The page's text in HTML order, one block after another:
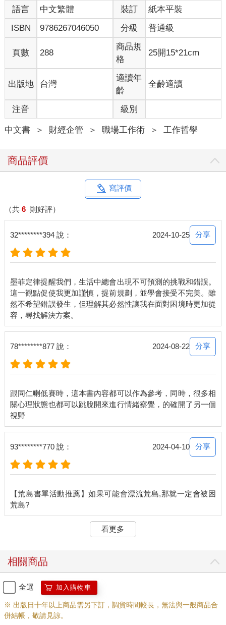
語言 中文繁體 裝訂
紙本平裝
ISBN
9786267046050 分級 普通級
頁數 288
商品規
格
25開15*21cm
出版地 台灣
適讀年
齡
全齡適讀
注音 級別
中文書 ＞ 財經企管 ＞ 職場工作術 ＞ 工作哲學
商品評價
寫評價
（共 6 則好評）
32********394 說： 2024-10-25 分享
墨菲定律提醒我們，生活中總會出現不可預測的挑戰和錯誤。
這一觀點促使我更加謹慎，提前規劃，並學會接受不完美。雖
然不希望錯誤發生，但理解其必然性讓我在面對困境時更加從
78********877 說： 2024-08-22 分享
跟同仁喇低賽時，這本書內容都可以作為參考，同時，很多相
關心理狀態也都可以跳脫開來進行情緒察覺，的確開了另一個
視野
93********770 說： 2024-04-10 分享
【荒島書單活動推薦】如果可能會漂流荒島,那就一定會被困
荒島?
看更多
相關商品
全選 加入購物車
※ 出版日十年以上商品需另下訂，調貨時間較長，無法與一般商品合
併結帳，敬請見諒。